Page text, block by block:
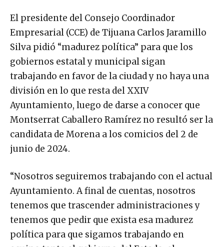
El presidente del Consejo Coordinador
Empresarial (CCE) de Tijuana Carlos Jaramillo
Silva pidió “madurez política” para que los
gobiernos estatal y municipal sigan
trabajando en favor de la ciudad y no haya una
división en lo que resta del XXIV
Ayuntamiento, luego de darse a conocer que
Montserrat Caballero Ramírez no resultó ser la
candidata de Morena a los comicios del 2 de
junio de 2024.
“Nosotros seguiremos trabajando con el actual
Ayuntamiento. A final de cuentas, nosotros
tenemos que trascender administraciones y
tenemos que pedir que exista esa madurez
política para que sigamos trabajando en